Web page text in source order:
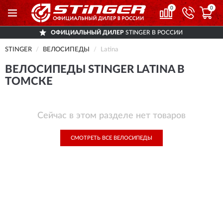
0 0
ОФИЦИАЛЬНЫЙ ДИЛЕР STINGER В РОССИИ
STINGER ВЕЛОСИПЕДЫ Latina
ВЕЛОСИПЕДЫ STINGER LATINA В
ТОМСКЕ
Сейчас в этом разделе нет товаров
СМОТРЕТЬ ВСЕ ВЕЛОСИПЕДЫ